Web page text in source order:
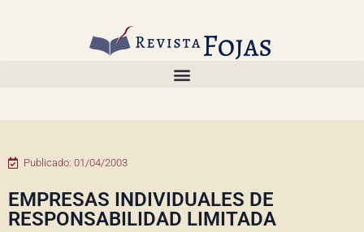
Publicado: 01/04/2003
EMPRESAS INDIVIDUALES DE
RESPONSABILIDAD LIMITADA